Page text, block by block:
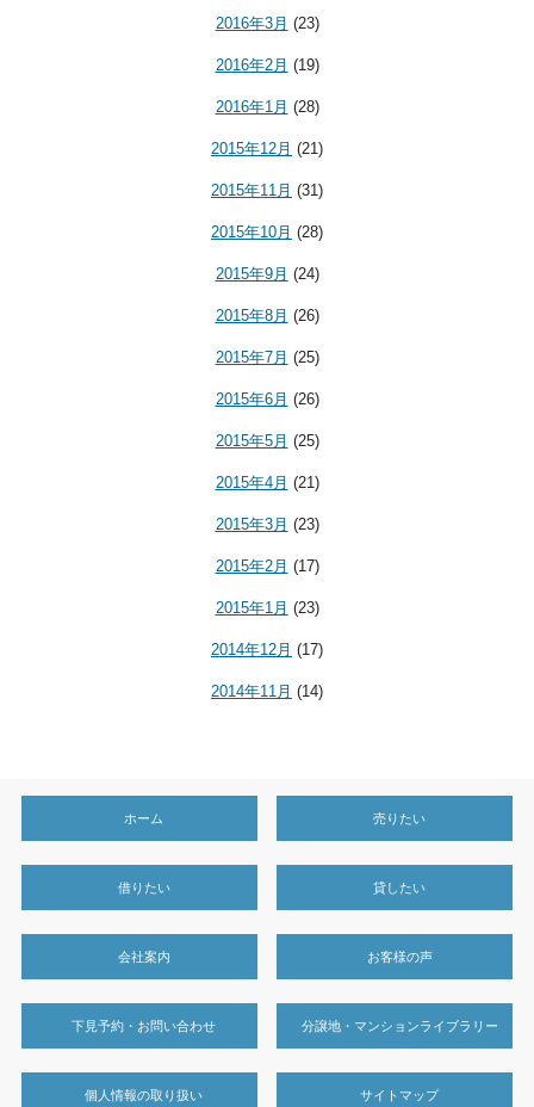
2016年3月 (23)
2016年2月 (19)
2016年1月 (28)
2015年12月 (21)
2015年11月 (31)
2015年10月 (28)
2015年9月 (24)
2015年8月 (26)
2015年7月 (25)
2015年6月 (26)
2015年5月 (25)
2015年4月 (21)
2015年3月 (23)
2015年2月 (17)
2015年1月 (23)
2014年12月 (17)
2014年11月 (14)
ホーム 売りたい
借りたい 貸したい
会社案内 お客様の声
下見予約・お問い合わせ 分譲地・マンションライブラリー
個人情報の取り扱い サイトマップ